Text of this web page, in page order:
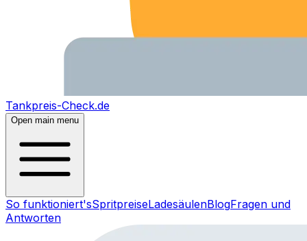
Tankpreis-Check.de
Open main menu
So funktioniert'sSpritpreiseLadesäulenBlogFragen und
Antworten